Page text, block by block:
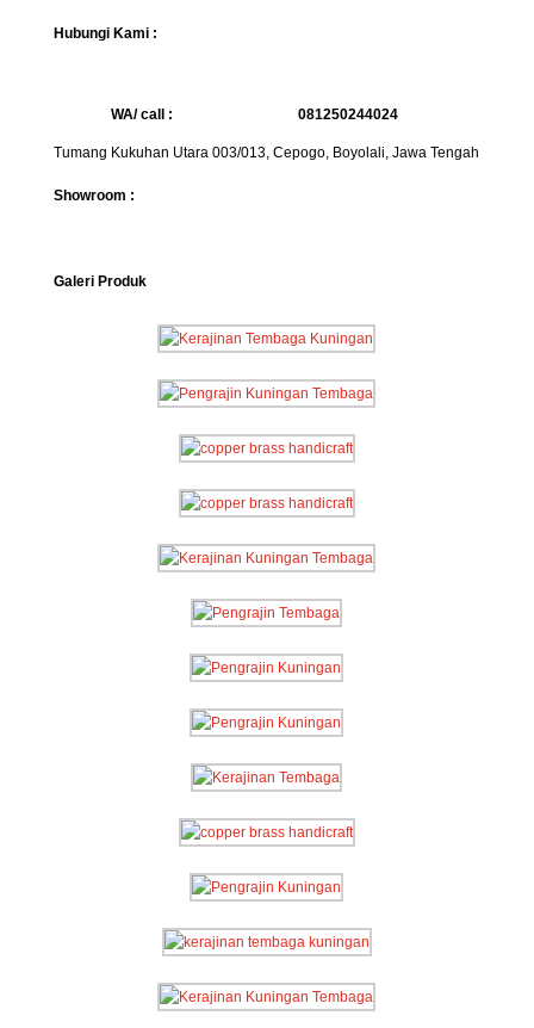
Hubungi Kami :
WA/ call : 081250244024
Tumang Kukuhan Utara 003/013, Cepogo, Boyolali, Jawa Tengah
Showroom :
Galeri Produk